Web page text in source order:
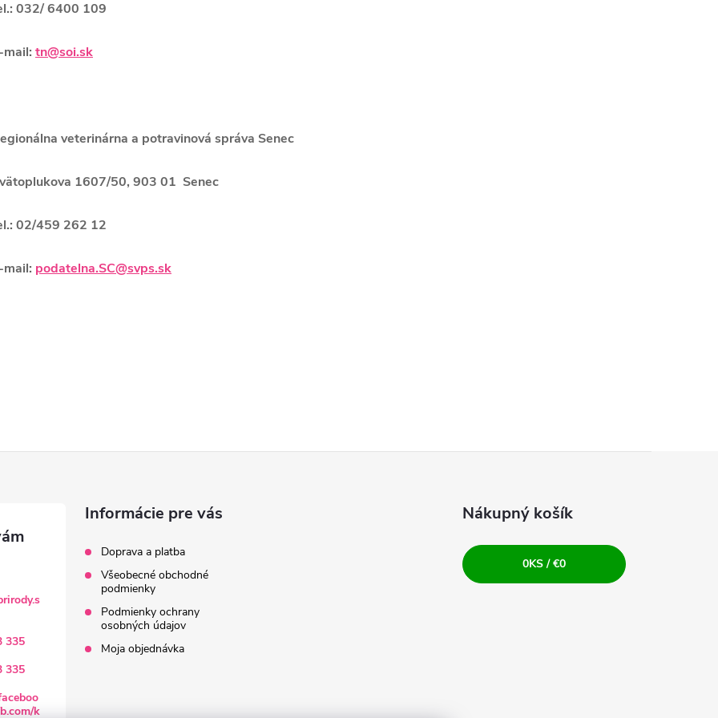
032/ 6400 109
mail: tn@soi.sk
veterinárna a potravinová správa Senec
1607/50, 903 01 Senec
02/459 262 12
mail: podatelna.SC@svps.sk
335
335
k
Informácie pre vás
Doprava a platba
Všeobecné obchodné
podmienky
Podmienky ochrany
osobných údajov
Moja objednávka
Nákupný košík
0KS /€0